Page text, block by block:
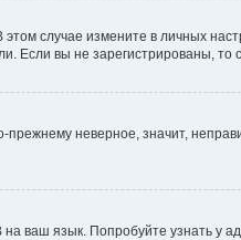
случае измените в личных
Если вы не зарегистрированы, то
неверное, значит,
ваш язык. Попробуйте узнать у